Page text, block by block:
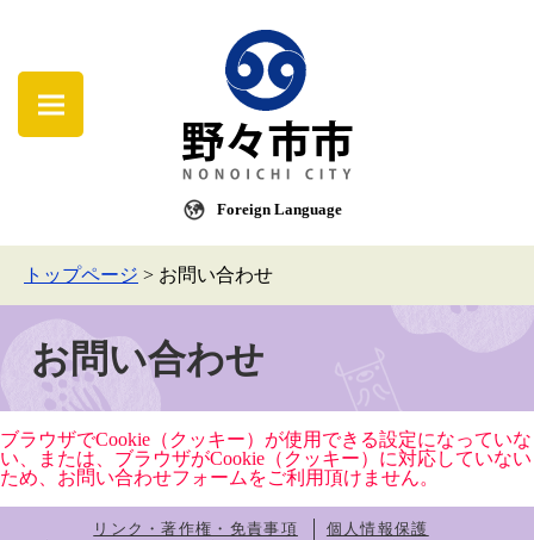
Foreign Language
トップページ > お問い合わせ
お問い合わせ
ブラウザでCookie（クッキー）が使用できる設定になっていな
い、または、ブラウザがCookie（クッキー）に対応していない
ため、お問い合わせフォームをご利用頂けません。
リンク・著作権・免責事項
個人情報保護